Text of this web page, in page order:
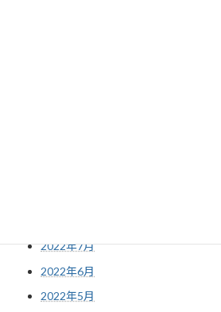
2022年7月
2022年6月
2022年5月